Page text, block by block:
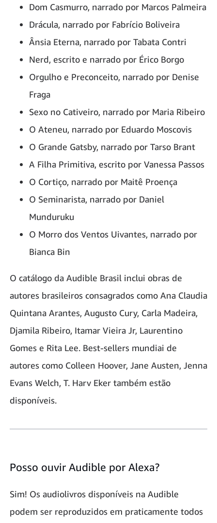
Dom Casmurro, narrado por Marcos Palmeira
Drácula, narrado por Fabrício Boliveira
Ânsia Eterna, narrado por Tabata Contri
Nerd, escrito e narrado por Érico Borgo
Orgulho e Preconceito, narrado por Denise
Fraga
Sexo no Cativeiro, narrado por Maria Ribeiro
O Ateneu, narrado por Eduardo Moscovis
O Grande Gatsby, narrado por Tarso Brant
A Filha Primitiva, escrito por Vanessa Passos
O Cortiço, narrado por Maitê Proença
O Seminarista, narrado por Daniel
Munduruku
O Morro dos Ventos Uivantes, narrado por
Bianca Bin
O catálogo da Audible Brasil inclui obras de
autores brasileiros consagrados como Ana Claudia
Quintana Arantes, Augusto Cury, Carla Madeira,
Djamila Ribeiro, Itamar Vieira Jr, Laurentino
Gomes e Rita Lee. Best-sellers mundiai de
autores como Colleen Hoover, Jane Austen, Jenna
Evans Welch, T. Harv Eker também estão
disponíveis.
Posso ouvir Audible por Alexa?
Sim! Os audiolivros disponíveis na Audible
podem ser reproduzidos em praticamente todos